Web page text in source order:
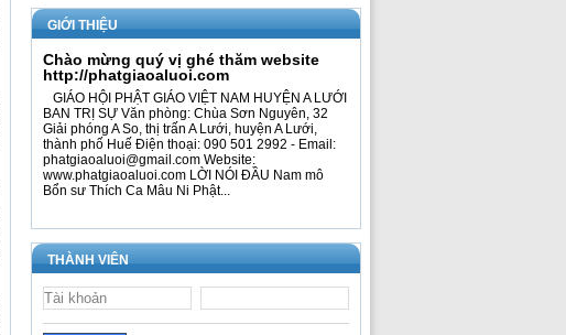
GIỚI THIỆU
Chào mừng quý vị ghé thăm website
http://phatgiaoaluoi.com
GIÁO HỘI PHẬT GIÁO VIỆT NAM HUYỆN A LƯỚI
BAN TRỊ SỰ Văn phòng: Chùa Sơn Nguyên, 32
Giải phóng A So, thị trấn A Lưới, huyện A Lưới,
thành phố Huế Điện thoại: 090 501 2992 - Email:
phatgiaoaluoi@gmail.com Website:
www.phatgiaoaluoi.com LỜI NÓI ĐẦU Nam mô
Bổn sư Thích Ca Mâu Ni Phật...
THÀNH VIÊN